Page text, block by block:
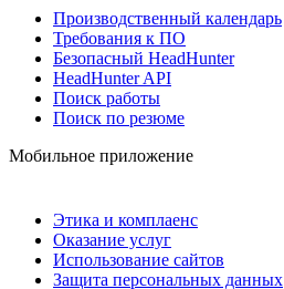
Производственный календарь
Требования к ПО
Безопасный HeadHunter
HeadHunter API
Поиск работы
Поиск по резюме
Мобильное приложение
Этика и комплаенс
Оказание услуг
Использование сайтов
Защита персональных данных